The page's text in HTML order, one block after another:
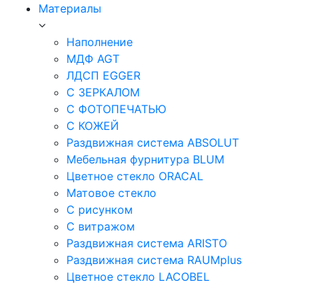
Материалы
Наполнение
МДФ AGT
ЛДСП EGGER
С ЗЕРКАЛОМ
С ФОТОПЕЧАТЬЮ
С КОЖЕЙ
Раздвижная система ABSOLUT
Мебельная фурнитура BLUM
Цветное стекло ORACAL
Матовое стекло
C рисунком
C витражом
Раздвижная система ARISTO
Раздвижная система RAUMplus
Цветное стекло LACOBEL